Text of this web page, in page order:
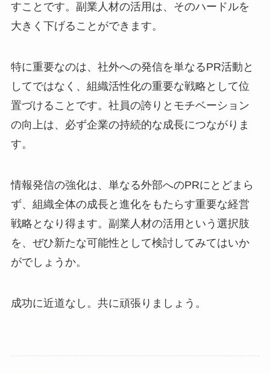
すことです。副業人材の活用は、そのハードルを
大きく下げることができます。
特に重要なのは、社外への発信を単なるPR活動と
してではなく、組織活性化の重要な戦略として位
置づけることです。社員の誇りとモチベーション
の向上は、必ず企業の持続的な成長につながりま
す。
情報発信の強化は、単なる外部へのPRにとどまら
ず、組織全体の成長と進化をもたらす重要な経営
戦略となり得ます。副業人材の活用という選択肢
を、ぜひ新たな可能性として検討してみてはいか
がでしょうか。
成功に近道なし。共に頑張りましょう。